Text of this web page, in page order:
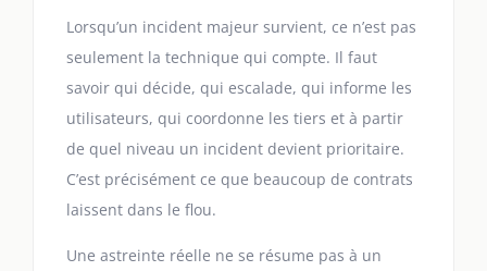
Lorsqu’un incident majeur survient, ce n’est pas
seulement la technique qui compte. Il faut
savoir qui décide, qui escalade, qui informe les
utilisateurs, qui coordonne les tiers et à partir
de quel niveau un incident devient prioritaire.
C’est précisément ce que beaucoup de contrats
laissent dans le flou.
Une astreinte réelle ne se résume pas à un